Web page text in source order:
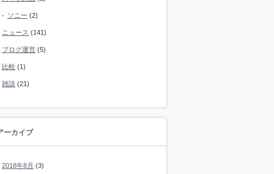
ソニー (2)
ニュース (141)
ブログ運営 (5)
比較 (1)
雑談 (21)
ーカイブ
2018年8月 (3)